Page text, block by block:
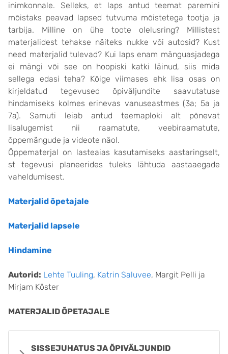
inimkonnale. Selleks, et laps antud teemat paremini
mõistaks peavad lapsed tutvuma mõistetega tootja ja
tarbija. Milline on ühe toote olelusring? Millistest
materjalidest tehakse näiteks nukke või autosid? Kust
need materjalid tulevad? Kui laps enam mänguasjadega
ei mängi või see on hoopiski katki läinud, siis mida
sellega edasi teha? Kõige viimases ehk lisa osas on
kirjeldatud tegevused õpiväljundite saavutatuse
hindamiseks kolmes erinevas vanuseastmes (3a; 5a ja
7a). Samuti leiab antud teemaploki alt põnevat
lisalugemist nii raamatute, veebiraamatute,
õppemängude ja videote näol.
Õppematerjal on lasteaias kasutamiseks aastaringselt,
st tegevusi planeerides tuleks lähtuda aastaaegade
vaheldumisest.
Materjalid õpetajale
Materjalid lapsele
Hindamine
Autorid: Lehte Tuuling, Katrin Saluvee, Margit Pelli ja
Mirjam Köster
MATERJALID ÕPETAJALE
SISSEJUHATUS JA ÕPIVÄLJUNDID